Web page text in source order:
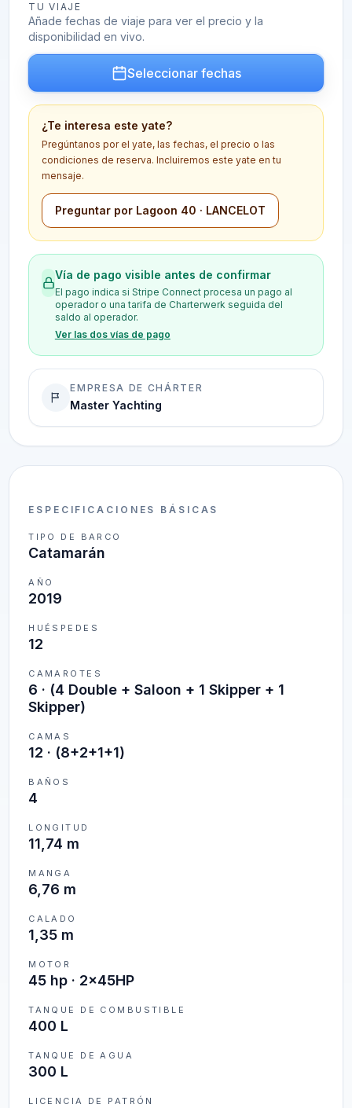
ESPECIFICACIONES BÁSICAS
TIPO DE BARCO
Catamarán
AÑO
2019
HUÉSPEDES
12
CAMAROTES
6 · (4 Double + Saloon + 1 Skipper + 1
Skipper)
CAMAS
12 · (8+2+1+1)
BAÑOS
4
LONGITUD
11,74 m
MANGA
6,76 m
CALADO
1,35 m
MOTOR
45 hp · 2x45HP
TANQUE DE COMBUSTIBLE
400 L
TANQUE DE AGUA
300 L
LICENCIA DE PATRÓN
TU VIAJE
Añade fechas de viaje para ver el precio y la
disponibilidad en vivo.
Seleccionar fechas
¿Te interesa este yate?
Pregúntanos por el yate, las fechas, el precio o las
condiciones de reserva. Incluiremos este yate en tu
mensaje.
Preguntar por Lagoon 40 · LANCELOT
Vía de pago visible antes de confirmar
El pago indica si Stripe Connect procesa un pago al
operador o una tarifa de Charterwerk seguida del
saldo al operador.
Ver las dos vías de pago
EMPRESA DE CHÁRTER
Master Yachting